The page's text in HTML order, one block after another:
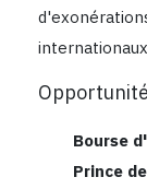
Bourse
Prince